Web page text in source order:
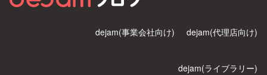
dejam(事業会社向け) dejam(代理店向け)
dejam(ライブラリー)